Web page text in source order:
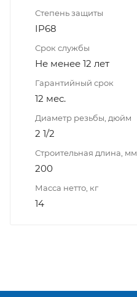
Степень защиты
IP68
Срок службы
Не менее 12 лет
Гарантийный срок
12 мес.
Диаметр резьбы, дюйм
2 1/2
Строительная длина, мм
200
Масса нетто, кг
14